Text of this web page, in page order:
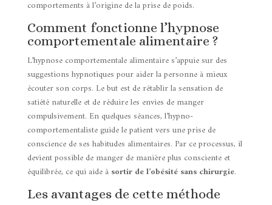
comportements à l’origine de la prise de poids.
Comment fonctionne l’hypnose
comportementale alimentaire ?
L’hypnose comportementale alimentaire s’appuie sur des
suggestions hypnotiques pour aider la personne à mieux
écouter son corps. Le but est de rétablir la sensation de
satiété naturelle et de réduire les envies de manger
compulsivement. En quelques séances, l’hypno-
comportementaliste guide le patient vers une prise de
conscience de ses habitudes alimentaires. Par ce processus, il
devient possible de manger de manière plus consciente et
équilibrée, ce qui aide à sortir de l’obésité sans chirurgie.
Les avantages de cette méthode